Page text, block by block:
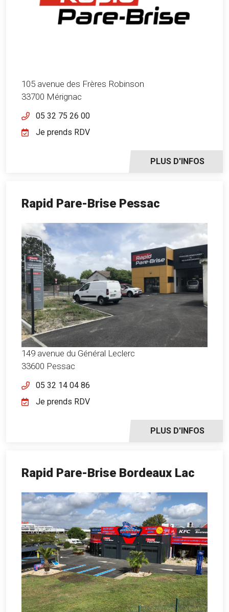
105 avenue des Frères Robinson
33700 Mérignac
05 32 75 26 00
PLUS D'INFOS
Je prends RDV
Rapid Pare-Brise Pessac
149 avenue du Général Leclerc
33600 Pessac
05 32 14 04 86
PLUS D'INFOS
Je prends RDV
Rapid Pare-Brise Bordeaux Lac